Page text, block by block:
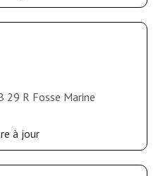
29 R Fosse Marine
à jour